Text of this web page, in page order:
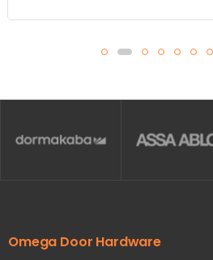
Omega Door Hardware